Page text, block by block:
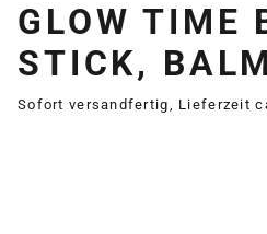
GLOW TIME
STICK,
Sofort versandfertig, Lieferzeit